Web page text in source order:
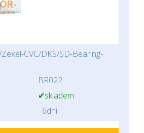
CVC/DKS/SD-Bearing-
BR022
✔skladem
6dni